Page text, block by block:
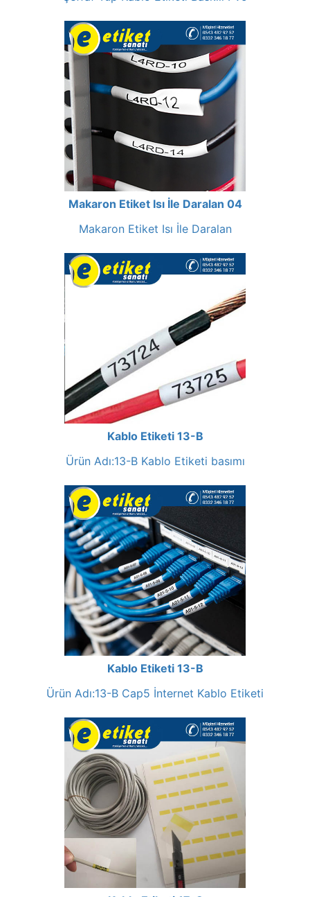
Makaron Etiket Isı İle Daralan 04
Makaron Etiket Isı İle Daralan
Kablo Etiketi 13-B
Ürün Adı:13-B Kablo Etiketi basımı
Kablo Etiketi 13-B
Ürün Adı:13-B Cap5 İnternet Kablo Etiketi